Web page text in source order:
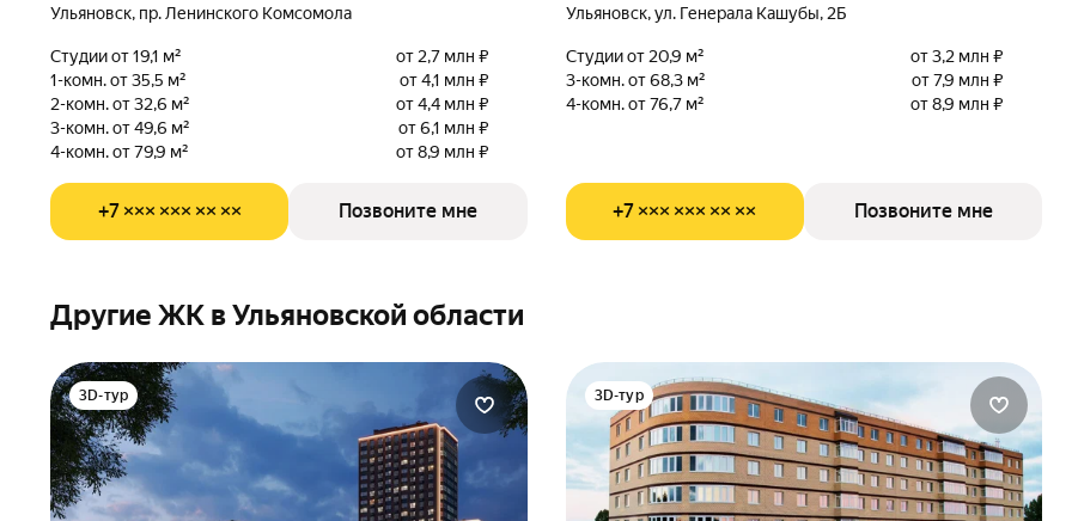
Ульяновск, пр. Ленинского Комсомола
Студии от 19,1 м²
от 2,7 млн ₽
1-комн. от 35,5 м²
от 4,1 млн ₽
2-комн. от 32,6 м²
от 4,4 млн ₽
3-комн. от 49,6 м²
от 6,1 млн ₽
4-комн. от 79,9 м²
от 8,9 млн ₽
+7 ××× ××× ×× ×× Позвоните мне
Ульяновск, ул. Генерала Кашубы, 2Б
Студии от 20,9 м²
от 3,2 млн ₽
3-комн. от 68,3 м²
от 7,9 млн ₽
4-комн. от 76,7 м²
от 8,9 млн ₽
+7 ××× ××× ×× ×× Позвоните мне
Другие ЖК в Ульяновской области
3D-тур 3D-тур